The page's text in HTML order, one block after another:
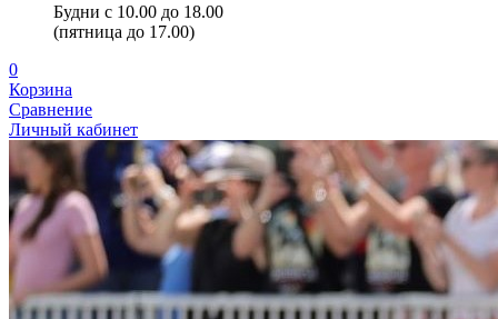
Будни с 10.00 до 18.00
(пятница до 17.00)
0
Корзина
Сравнение
Личный кабинет